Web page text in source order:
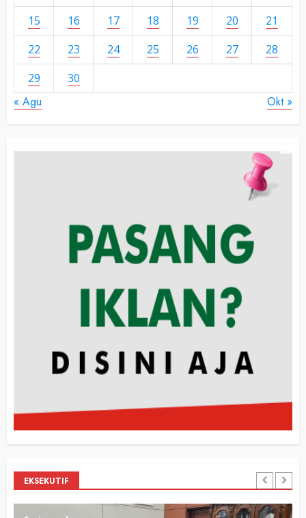
15
16 17 18 19 20
21
22
23 24 25 26 27
28
29
30
« Agu Okt »
EKSEKUTIF